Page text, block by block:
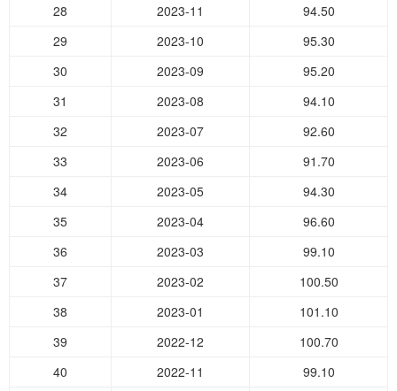
28
2023-11
94.50
29
2023-10
95.30
30
2023-09
95.20
31
2023-08
94.10
32
2023-07
92.60
33
2023-06
91.70
34
2023-05
94.30
35
2023-04
96.60
36
2023-03
99.10
37
2023-02
100.50
38
2023-01
101.10
39
2022-12
100.70
40
2022-11 99.10